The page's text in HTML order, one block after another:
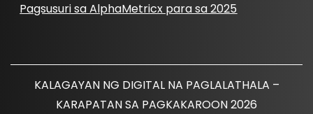
Pagsusuri sa AlphaMetricx para sa 2025
KALAGAYAN NG DIGITAL NA PAGLALATHALA –
KARAPATAN SA PAGKAKAROON 2026